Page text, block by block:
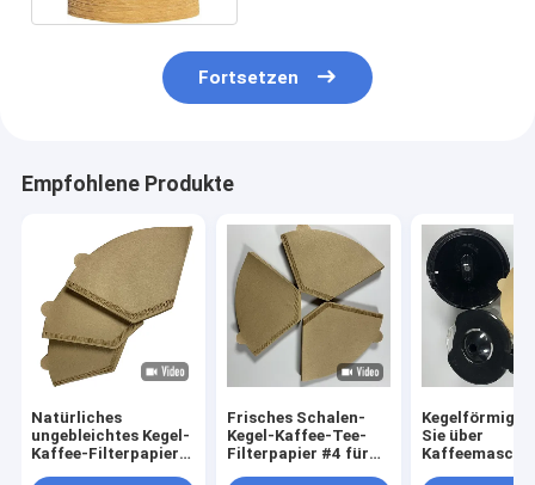
Fortsetzen
Empfohlene Produkte
Natürliches
ungebleichtes Kegel-
Kaffee-Filterpapier
Frisches Schalen-
Kegel-Kaffee-Tee-
Filterpapier #4 für
Kegelförmig
Sie über